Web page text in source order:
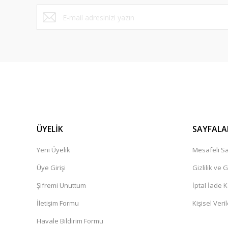
Bu ürüne benzer farklı alternatifler olmalı.
ÜYELİK
Yeni Üyelik
Üye Girişi
Şifremi Unuttum
İletişim Formu
Havale Bildirim Formu
Mesafeli
Gizlilik ve
İptal İade
Kişisel